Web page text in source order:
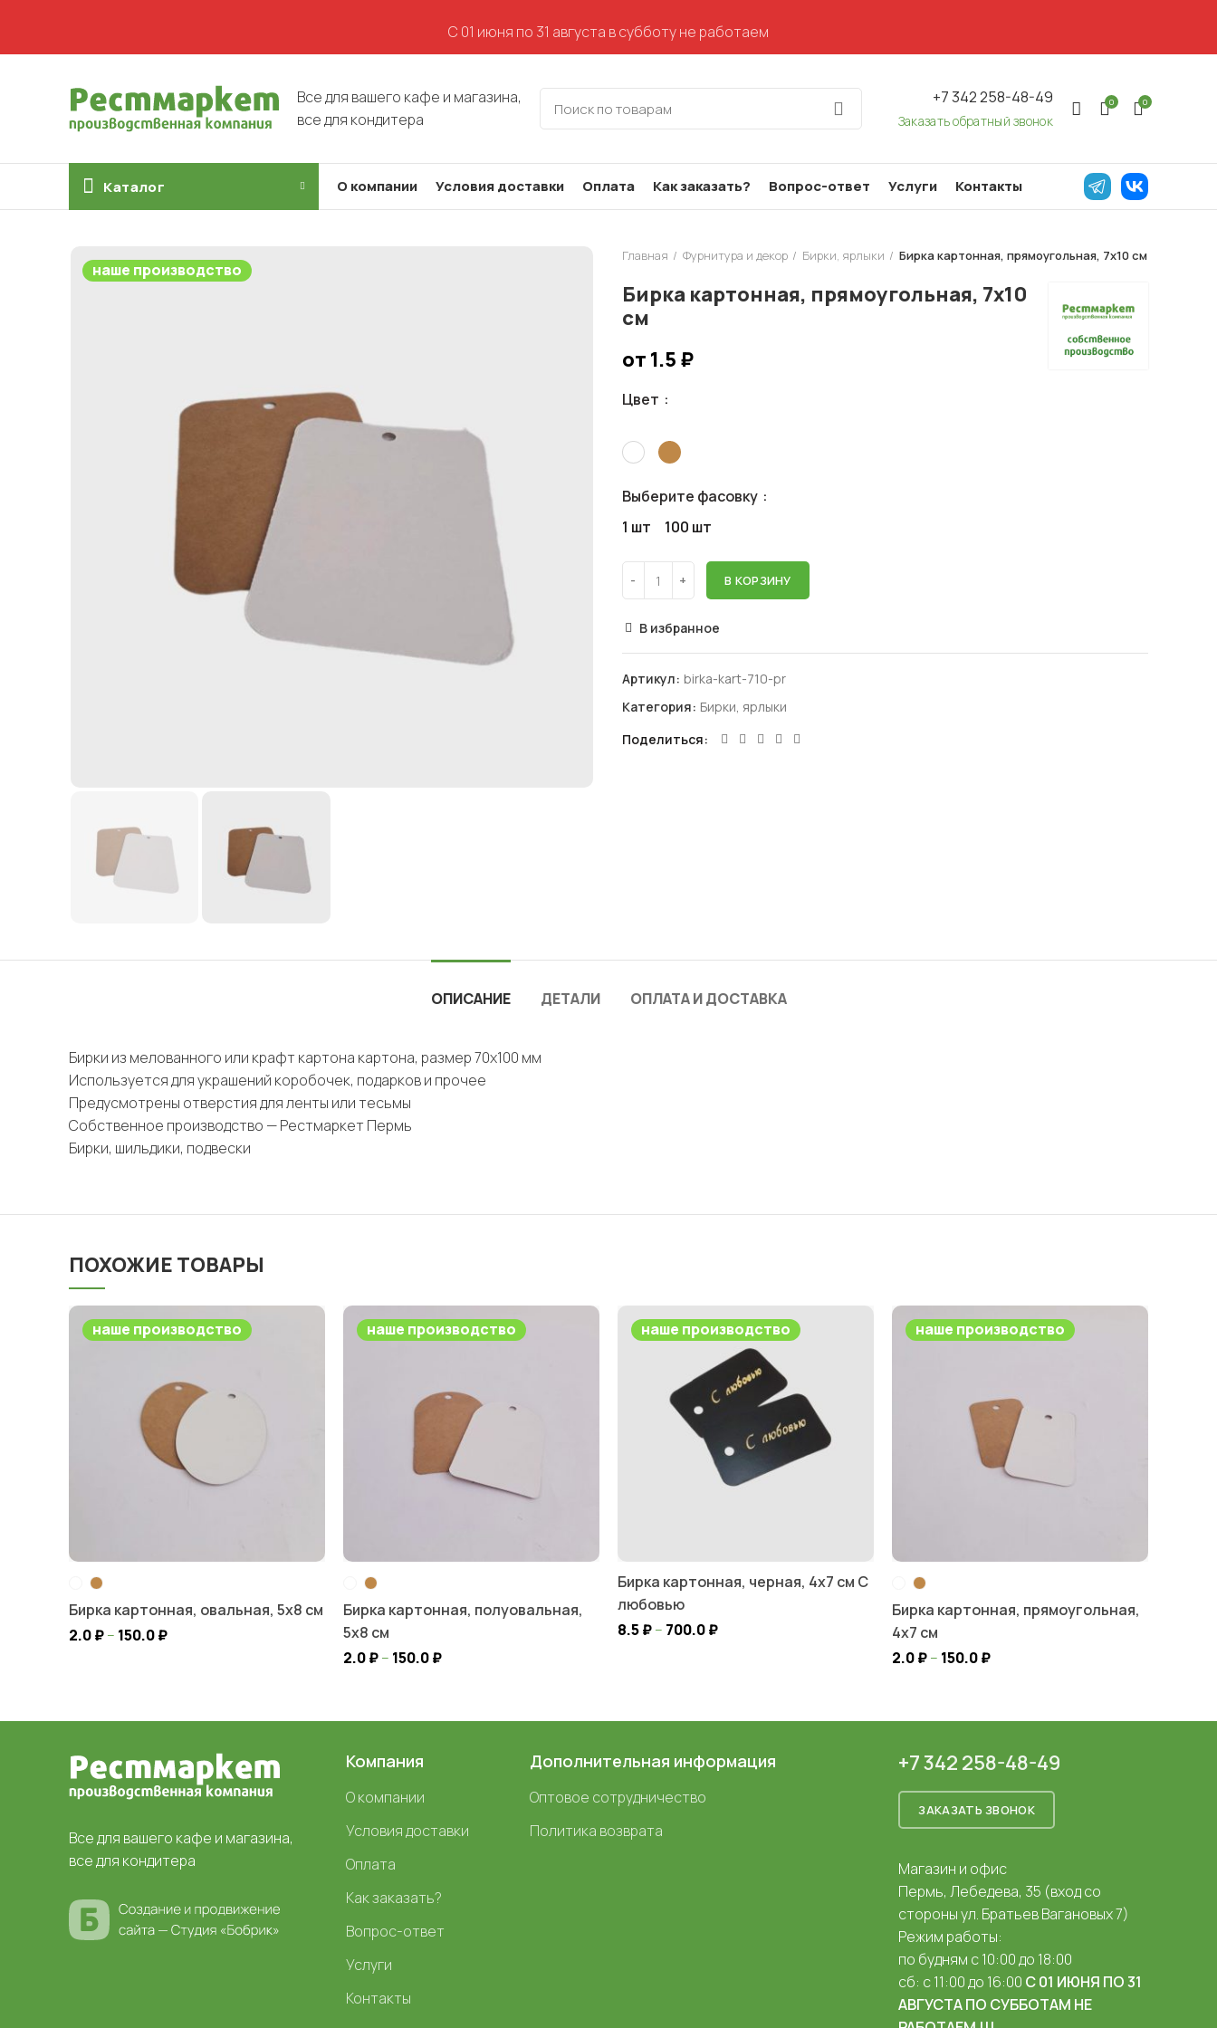
Все для вашего кафе и магазина,
все для кондитера
+7 342 258-48-49
Заказать обратный звонок
0 0
Каталог О компании Условия доставки Оплата Как заказать? Вопрос-ответ Услуги Контакты
наше производство
Главная Фурнитура и декор Бирки, ярлыки Бирка картонная, прямоугольная, 7х10 см
Бирка картонная, прямоугольная, 7х10
см
от 1.5 ₽
Цвет
Выберите фасовку
1 шт
100 шт
В КОРЗИНУ
В избранное
Артикул: birka-kart-710-pr
Категория: Бирки, ярлыки
Поделиться
ОПИСАНИЕ ДЕТАЛИ ОПЛАТА И ДОСТАВКА
Бирки из мелованного или крафт картона картона, размер 70х100 мм
Используется для украшений коробочек, подарков и прочее
Предусмотрены отверстия для ленты или тесьмы
Собственное производство — Рестмаркет Пермь
Бирки, шильдики, подвески
ПОХОЖИЕ ТОВАРЫ
наше производство
Бирка картонная, овальная, 5х8 см
2.0₽– 150.0₽
наше производство
Бирка картонная, полуовальная,
5х8 см
2.0₽– 150.0₽
наше производство
Бирка картонная, черная, 4х7 см С
любовью
8.5₽– 700.0₽
наше производство
Бирка картонная, прямоугольная,
4х7 см
2.0₽– 150.0₽
Все для вашего кафе и магазина,
все для кондитера
Компания
О компании
Условия доставки
Оплата
Как заказать?
Вопрос-ответ
Услуги
Контакты
Дополнительная информация
Оптовое сотрудничество
Политика возврата
+7 342 258-48-49
ЗАКАЗАТЬ ЗВОНОК
Магазин и офис
Пермь, Лебедева, 35 (вход со
стороны ул. Братьев Вагановых 7)
Режим работы:
по будням с 10:00 до 18:00
сб: с 11:00 до 16:00 С 01 ИЮНЯ ПО 31
АВГУСТА ПО СУББОТАМ НЕ
С 01 июня по 31 августа в субботу не работаем